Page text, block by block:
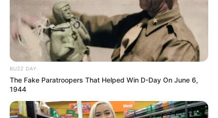
ΛΙΓΑ ΛΟΓΙΑ ΓΙΑ ΜΕΝΑ
Πέμπτη, 22 Οκτωβρίου 2020, 20:06
BUZZ DAY
The Fake Paratroopers That Helped Win D-Day On June 6,
1944